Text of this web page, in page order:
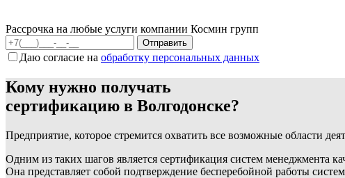
Рассрочка на любые услуги компании Космин групп
Даю согласие на обработку персональных данных
Кому нужно получать
сертификацию в Волгодонске?
Предприятие, которое стремится охватить все возможные области
Одним из таких шагов является сертификация систем менеджмента
Она представляет собой подтверждение бесперебойной работы